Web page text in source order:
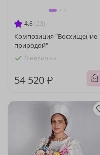
4.8 (23)
Композиция "Восхищение
природой"
В наличии
54 520 ₽